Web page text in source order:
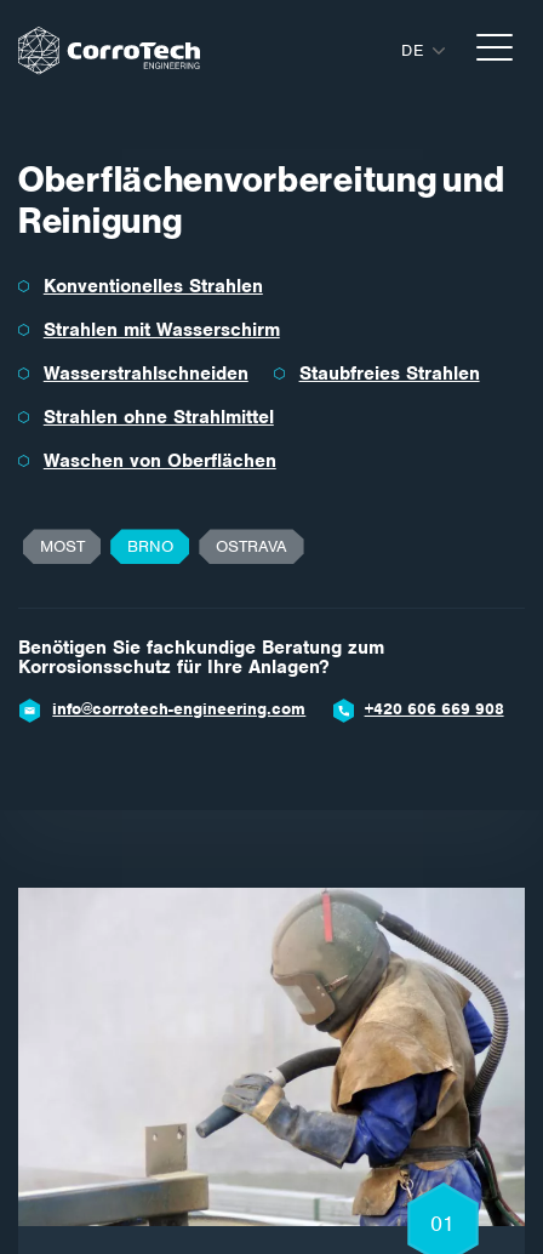
DE
Oberflächenvorbereitung und
Reinigung
Konventionelles Strahlen
Strahlen mit Wasserschirm
Wasserstrahlschneiden
Staubfreies Strahlen
Strahlen ohne Strahlmittel
Waschen von Oberflächen
MOST BRNO OSTRAVA
Benötigen Sie fachkundige Beratung zum
Korrosionsschutz für Ihre Anlagen?
info@corrotech-engineering.com +420 602 789 403
01